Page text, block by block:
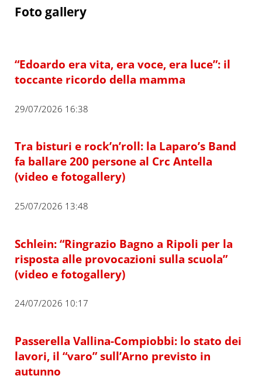
Foto gallery
“Edoardo era vita, era voce, era luce”: il
toccante ricordo della mamma
29/07/2026 16:38
Tra bisturi e rock’n’roll: la Laparo’s Band
fa ballare 200 persone al Crc Antella
(video e fotogallery)
25/07/2026 13:48
Schlein: “Ringrazio Bagno a Ripoli per la
risposta alle provocazioni sulla scuola”
(video e fotogallery)
24/07/2026 10:17
Passerella Vallina-Compiobbi: lo stato dei
lavori, il “varo” sull’Arno previsto in
autunno